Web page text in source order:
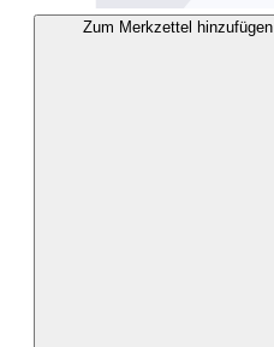
Zum Merkzettel hinzufügen